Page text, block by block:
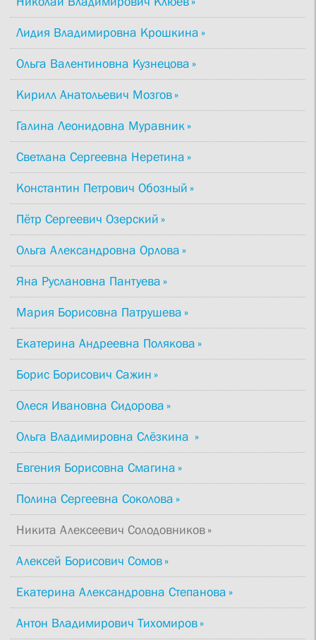
Лидия Владимировна Крошкина
Ольга Валентиновна Кузнецова
Кирилл Анатольевич Мозгов
Галина Леонидовна Муравник
Светлана Сергеевна Неретина
Константин Петрович Обозный
Пётр Сергеевич Озерский
Ольга Александровна Орлова
Яна Руслановна Пантуева
Мария Борисовна Патрушева
Екатерина Андреевна Полякова
Борис Борисович Сажин
Олеся Ивановна Сидорова
Ольга Владимировна Слёзкина
Евгения Борисовна Смагина
Полина Сергеевна Соколова
Никита Алексеевич Солодовников
Алексей Борисович Сомов
Екатерина Александровна Степанова
Антон Владимирович Тихомиров